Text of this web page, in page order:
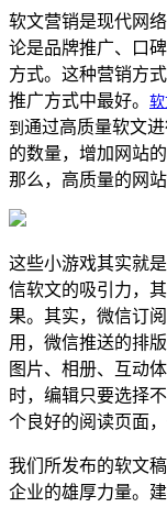
软文营销是现代网
论是品牌推广、口
方式。这种营销方
推广方式中最好。
到 通过高质量软文
的数量，增加网站
那么，高质量的网
这些小游戏其实就
信软文的吸引力，
果。其实，微信订
用，微信推送的排
图片、相册、互动
时，编辑只要选择
个良好的阅读页面
我们所发布的软文
企业的雄厚力量。